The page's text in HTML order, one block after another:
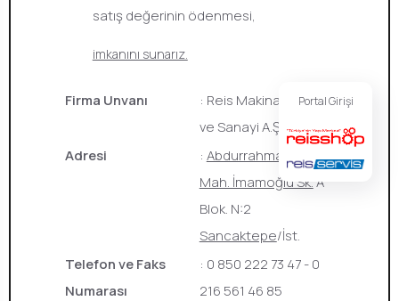
satış değerinin ödenmesi,
imkanını sunarız.
Firma Unvanı
: Reis Makina Ticaret
ve Sanayi A.Ş.
Adresi
: Abdurrahmangazi
Mah. İmamoğlu Sk.A
Blok. N:2
Sancaktepe/İst.
Telefon ve Faks
Numarası
: 0 850 222 73 47 - 0
216 561 46 85
Portal Girişi